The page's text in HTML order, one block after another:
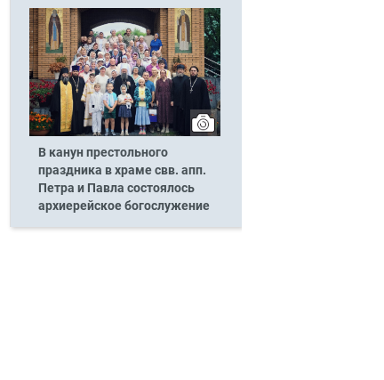
В канун престольного
праздника в храме свв. апп.
Петра и Павла состоялось
архиерейское богослужение